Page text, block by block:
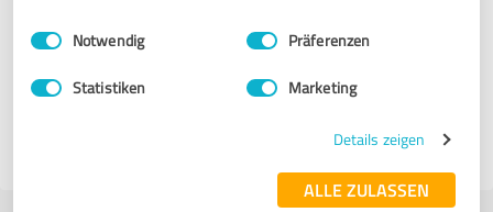
Impressum Datenschutzbestimmungen
Einwilligungsauswahl
Notwendig Präferenzen
Statistiken Marketing
Details zeigen
ALLE ZULASSEN
32.227 Treffer
zu Weiterbildung in Deutschland